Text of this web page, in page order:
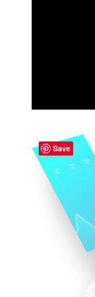
Save